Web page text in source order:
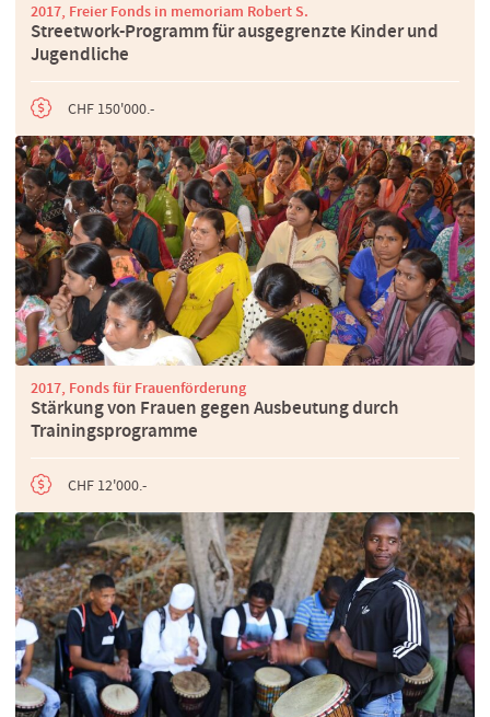
2017, Freier Fonds in memoriam Robert S.
Streetwork-Programm für ausgegrenzte Kinder und
Jugendliche
CHF 150'000.-
2017, Fonds für Frauenförderung
Stärkung von Frauen gegen Ausbeutung durch
Trainingsprogramme
CHF 12'000.-